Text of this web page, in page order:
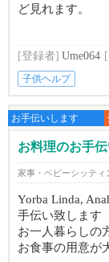
ど見れます。
[登録者] Ume064
子供ヘルプ
お手伝いします
お料理のお手
家事・ベビーシッティ
Yorba Linda,
手伝い致します
お一人暮らしの
お食事の用意が